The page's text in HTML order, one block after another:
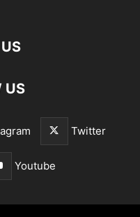
US
Twitter
Youtube